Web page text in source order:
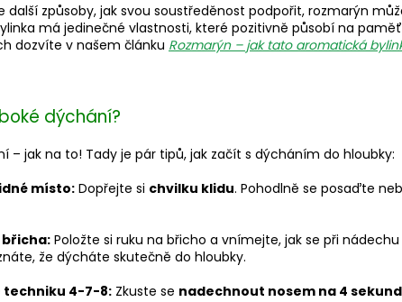
další způsoby, jak svou soustředěnost podpořit, rozmarýn
má jedinečné vlastnosti, které pozitivně působí na
dozvíte v našem článku Rozmarýn – jak tato aromatická
dýchání?
– jak na to! Tady je pár tipů, jak začít s dýcháním do hloubky:
místo: Dopřejte si chvilku klidu. Pohodlně se posaďte
Položte si ruku na břicho a vnímejte, jak se při
že dýcháte skutečně do hloubky.
techniku 4-7-8: Zkuste se nadechnout nosem na 4